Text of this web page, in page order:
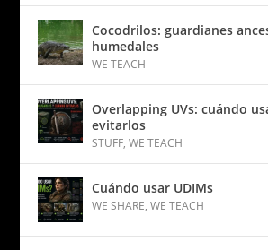
Cocodrilos: guardianes
humedales
WE TEACH
Overlapping UVs: cuándo
evitarlos
STUFF,WE TEACH
Cuándo usar UDIMs
WE SHARE,WE TEACH